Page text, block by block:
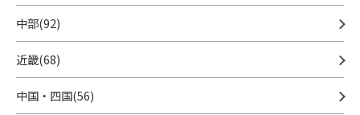
中部(92)
近畿(68)
中国・四国(56)